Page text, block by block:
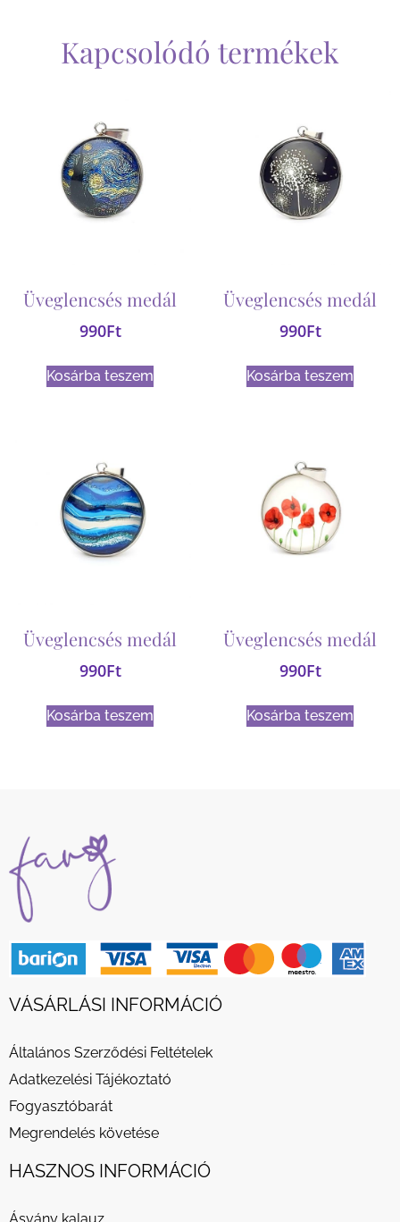
Kapcsolódó termékek
Üveglencsés medál
990Ft
Kosárba teszem
Üveglencsés medál
990Ft
Kosárba teszem
Üveglencsés medál
990Ft
Kosárba teszem
Üveglencsés medál
990Ft
Kosárba teszem
VÁSÁRLÁSI INFORMÁCIÓ
Általános Szerződési Feltételek
Adatkezelési Tájékoztató
Fogyasztóbarát
Megrendelés követése
HASZNOS INFORMÁCIÓ
Ásvány kalauz